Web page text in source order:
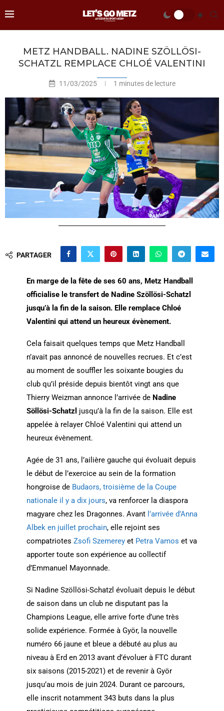
METZ HANDBALL. NADINE SZÖLLÖSI-
SCHATZL REMPLACE CHLOÉ VALENTINI
11/03/2025 1 minutes de lecture
PARTAGER
En marge de la fête de ses 60 ans, Metz Handball
officialise le transfert de Nadine Szöllösi-Schatzl
jusqu’à la fin de la saison. Elle remplace Chloé
Valentini qui attend un heureux évènement.
Cela faisait quelques temps que Metz Handball
n’avait pas annoncé de nouvelles recrues. Et c’est
au moment de souffler les soixante bougies du
club qu’il préside depuis bientôt vingt ans que
Thierry Weizman annonce l’arrivée de Nadine
Söllösi-Schatzl jusqu’à la fin de la saison. Elle est
appelée à relayer Chloé Valentini qui attend un
heureux évènement.
Agée de 31 ans, l’ailière gauche qui évoluait depuis
le début de l’exercice au sein de la formation
hongroise de Budaors, troisième de la Coupe
nationale il y a dix jours, va renforcer la diaspora
magyare chez les Dragonnes. Avant l’arrivée d’Anna
Albek en juillet prochain, elle rejoint ses
compatriotes Zsofi Szemereyet Petra Vamos et va
apporter toute son expérience au collectif
d’Emmanuel Mayonnade.
Si Nadine Szöllösi-Schatzl évoluait depuis le début
de saison dans un club ne disputant pas la
Champions League, elle arrive forte d’une très
solide expérience. Formée à Györ, la nouvelle
numéro 66 jaune et bleue a débuté au plus au
niveau à Erd en 2013 avant d’évoluer à FTC durant
six saisons (2015-2021) et de revenir à Györ
jusqu’au mois de juin 2024. Durant ce parcours,
elle inscrit notamment 343 buts dans la plus